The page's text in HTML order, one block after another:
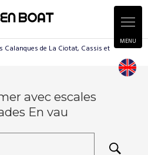
Calanques de La Ciotat, Cassis et
avec escales
En vau